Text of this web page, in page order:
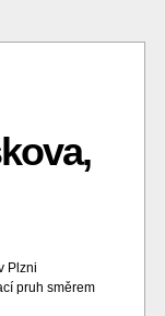
Plzni
pruh směrem